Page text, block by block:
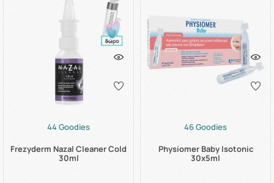
44 Goodies
Frezyderm Nazal Cleaner Cold
30ml
46 Goodies
Physiomer Baby Isotonic
30x5ml